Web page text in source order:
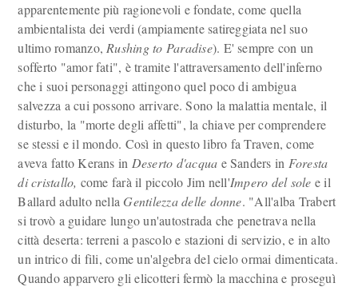
apparentemente più ragionevoli e fondate, come quella
ambientalista dei verdi (ampiamente satireggiata nel suo
ultimo romanzo, Rushing to Paradise). E' sempre con un
sofferto "amor fati", è tramite l'attraversamento dell'inferno
che i suoi personaggi attingono quel poco di ambigua
salvezza a cui possono arrivare. Sono la malattia mentale, il
disturbo, la "morte degli affetti", la chiave per comprendere
se stessi e il mondo. Così in questo libro fa Traven, come
aveva fatto Kerans in Deserto d'acqua e Sanders in Foresta
di cristallo, come farà il piccolo Jim nell'Impero del sole e il
Ballard adulto nella Gentilezza delle donne. "All'alba Trabert
si trovò a guidare lungo un'autostrada che penetrava nella
città deserta: terreni a pascolo e stazioni di servizio, e in alto
un intrico di fili, come un'algebra del cielo ormai dimenticata.
Quando apparvero gli elicotteri fermò la macchina e proseguì